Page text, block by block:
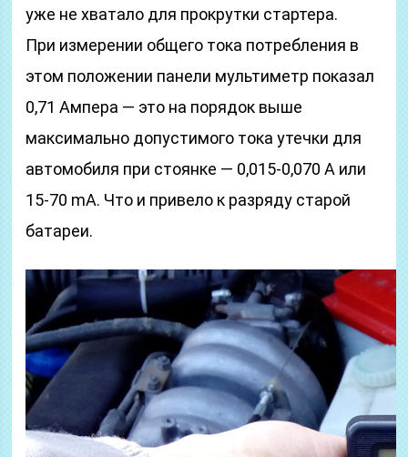
уже не хватало для прокрутки стартера.
При измерении общего тока потребления в
этом положении панели мультиметр показал
0,71 Ампера — это на порядок выше
максимально допустимого тока утечки для
автомобиля при стоянке — 0,015-0,070 А или
15-70 mА. Что и привело к разряду старой
батареи.